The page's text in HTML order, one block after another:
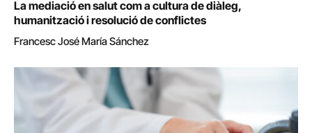
La mediació en salut com a cultura de diàleg,
humanització i resolució de conflictes
Francesc José María Sánchez